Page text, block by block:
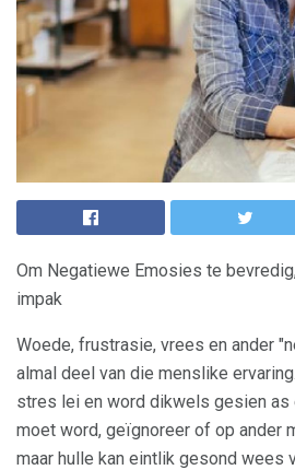
Om Negatiewe Emosies te
impak
Woede, frustrasie, vrees en ander
almal deel van die menslike
stres lei en word dikwels gesien
moet word, geïgnoreer of op ander
maar hulle kan eintlik gesond wees